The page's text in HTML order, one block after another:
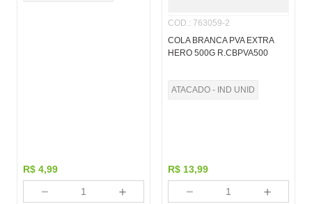
R$ 4,99
＋
－
COD.: 763059-2
COLA BRANCA PVA EXTRA
HERO 500G R.CBPVA500
ATACADO - IND UNID
R$ 13,99
＋
－